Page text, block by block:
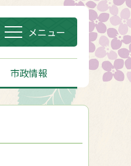
メニュー
市政情報